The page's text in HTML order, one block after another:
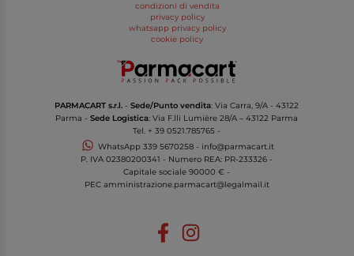
condizioni di vendita
privacy policy
whatsapp privacy policy
cookie policy
PARMACART s.r.l. -Sede/Punto vendita: Via Carra, 9/A - 43122
Parma -Sede Logistica: Via F.lli Lumière 28/A – 43122 Parma
Tel. + 39 0521.785765 -
WhatsApp 339 5670258- info@parmacart.it
P. IVA02380200341 - Numero REA: PR-233326 -
Capitale sociale 90000 € -
PEC amministrazione.parmacart@legalmail.it